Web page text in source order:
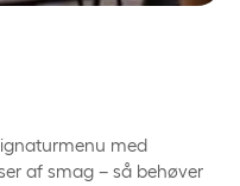
med
af smag – så behøver